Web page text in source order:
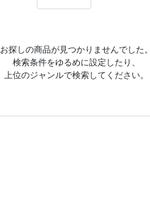
お探しの商品が見つかりませんでした
検索条件をゆるめに設定したり、
上位のジャンルで検索してください。